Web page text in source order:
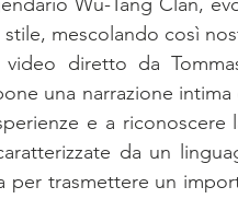
mescolando così
diretto da
una narrazione
e a riconoscere
da un
trasmettere un